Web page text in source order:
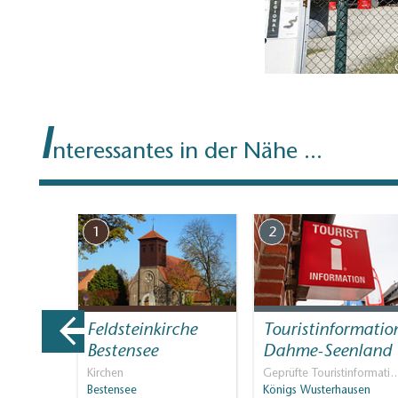
Interessantes in der Nähe ...
1
Feldsteinkirche
Bestensee
Kirchen
Bestensee
2
Dahme-Seenland
Geprüfte
Königs Wusterhausen